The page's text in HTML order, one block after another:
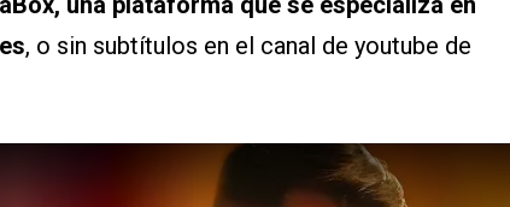
, o sin subtítulos en el canal de youtube de